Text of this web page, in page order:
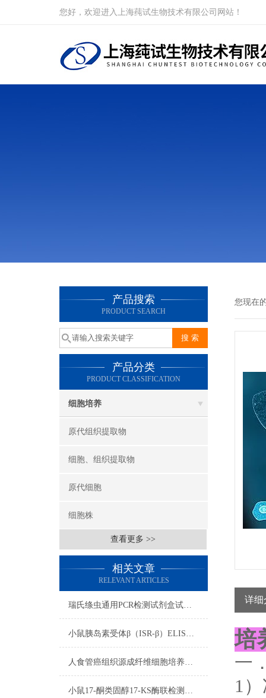
您好，欢迎进入上海莼试生物技术有限公司网站！
产品搜索
PRODUCT SEARCH
产品分类
PRODUCT CLASSIFICATION
细胞培养
原代组织提取物
细胞、组织提取物
原代细胞
细胞株
查看更多 >>
相关文章
RELEVANT ARTICLES
瑞氏绦虫通用PCR检测试剂盒试剂准备步骤
小鼠胰岛素受体β（ISR-β）ELISA免费代测试剂盒实验操作技巧
人食管癌组织源成纤维细胞培养步骤
小鼠17-酮类固醇17-KS酶联检测试剂盒测定步骤
您现在
详细
培
一
1